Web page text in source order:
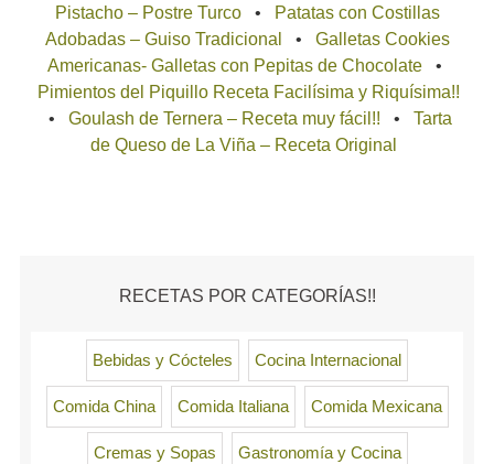
Pistacho – Postre Turco
Patatas con Costillas
Adobadas – Guiso Tradicional
Galletas Cookies
Americanas- Galletas con Pepitas de Chocolate
Pimientos del Piquillo Receta Facilísima y Riquísima!!
Goulash de Ternera – Receta muy fácil!!
Tarta
de Queso de La Viña – Receta Original
RECETAS POR CATEGORÍAS!!
Bebidas y Cócteles Cocina Internacional
Comida China Comida Italiana Comida Mexicana
Cremas y Sopas Gastronomía y Cocina